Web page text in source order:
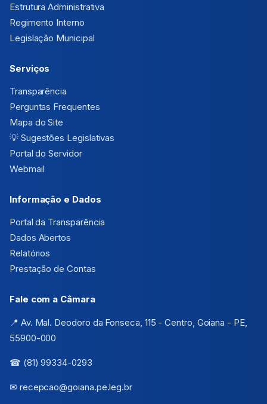
Estrutura Administrativa
Regimento Interno
Legislação Municipal
Serviços
Transparência
Perguntas Frequentes
Mapa do Site
💡Sugestões Legislativas
Portal do Servidor
Webmail
Informação e Dados
Portal da Transparência
Dados Abertos
Relatórios
Prestação de Contas
Fale com a Câmara
📍 Av. Mal. Deodoro da Fonseca, 115 - Centro, Goiana - PE,
55900-000
☎ (81) 99334-0293
✉ recepcao@goiana.pe.leg.br